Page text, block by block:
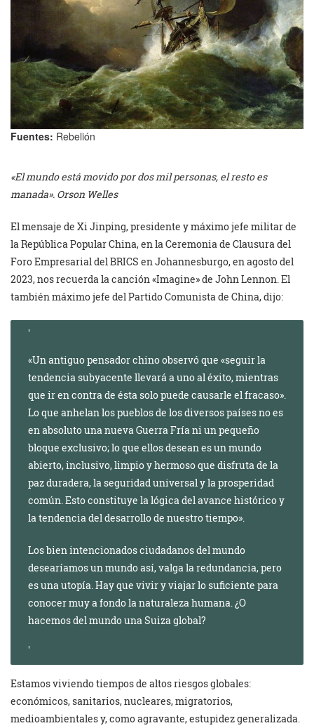
Fuentes: Rebelión
«El mundo está movido por dos mil personas, el resto es
manada». Orson Welles
El mensaje de Xi Jinping, presidente y máximo jefe militar de
la República Popular China, en la Ceremonia de Clausura del
Foro Empresarial del BRICS en Johannesburgo, en agosto del
2023, nos recuerda la canción «Imagine» de John Lennon. El
también máximo jefe del Partido Comunista de China, dijo:
«Un antiguo pensador chino observó que «seguir la
tendencia subyacente llevará a uno al éxito, mientras
que ir en contra de ésta solo puede causarle el fracaso».
Lo que anhelan los pueblos de los diversos países no es
en absoluto una nueva Guerra Fría ni un pequeño
bloque exclusivo; lo que ellos desean es un mundo
abierto, inclusivo, limpio y hermoso que disfruta de la
paz duradera, la seguridad universal y la prosperidad
común. Esto constituye la lógica del avance histórico y
la tendencia del desarrollo de nuestro tiempo».
Los bien intencionados ciudadanos del mundo
desearíamos un mundo así, valga la redundancia, pero
es una utopía. Hay que vivir y viajar lo suficiente para
conocer muy a fondo la naturaleza humana. ¿O
hacemos del mundo una Suiza global?
Estamos viviendo tiempos de altos riesgos globales:
económicos, sanitarios, nucleares, migratorios,
medioambientales y, como agravante, estupidez generalizada.